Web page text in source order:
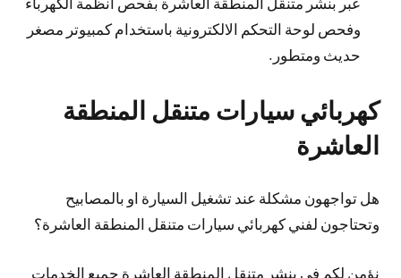
وفحص لوحة التحكم الالكترونية باستخدام كمبيوتر مصغر
حديث ومتطور.
كهربائي سيارات متنقل المنطقة
العاشرة
هل تواجهون مشكلة عند تشغيل السيارة او بالمصابيح
وتحتاجون لفني كهربائي سيارات متنقل المنطقة العاشرة؟
نؤمن لكم في بنشر متنقل المنطقة العاشرة جميع الخدمات